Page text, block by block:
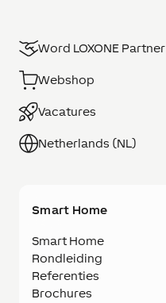
Word LOXONE Partner
Webshop
Vacatures
Netherlands (NL)
Smart Home
Smart Home
Rondleiding
Referenties
Brochures